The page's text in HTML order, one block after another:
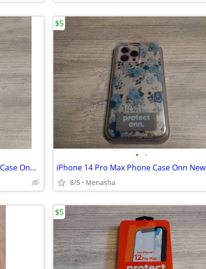
Samsung Galaxy Z Flip4 5G Rugged Case Onn New
• •
iPhone 14 Pro Max Phone Case Onn New
8/5 Menasha
$5
$5